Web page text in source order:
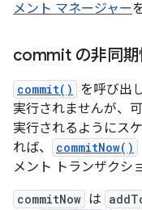
メント マネージャー
commit の非同期
commit()
を呼び出
実行されませんが、
実行されるようにス
れば、
commitNow()
メント トランザクシ
commitNow は